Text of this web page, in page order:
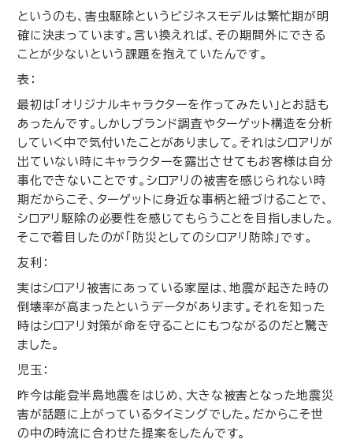
というのも、害虫駆除というビジネスモデルは繁忙期が明
確に決まっています。言い換えれば、その期間外にできる
ことが少ないという課題を抱えていたんです。
表：
最初は「オリジナルキャラクターを作ってみたい」とお話も
あったんです。しかしブランド調査やターゲット構造を分析
していく中で気付いたことがありまして。それはシロアリが
出ていない時にキャラクターを露出させてもお客様は自分
事化できないことです。シロアリの被害を感じられない時
期だからこそ、ターゲットに身近な事柄と紐づけることで、
シロアリ駆除の必要性を感じてもらうことを目指しました。
そこで着目したのが「防災としてのシロアリ防除」です。
友利：
実はシロアリ被害にあっている家屋は、地震が起きた時の
倒壊率が高まったというデータがあります。それを知った
時はシロアリ対策が命を守ることにもつながるのだと驚き
ました。
児玉：
昨今は能登半島地震をはじめ、大きな被害となった地震災
害が話題に上がっているタイミングでした。だからこそ世
の中の時流に合わせた提案をしたんです。